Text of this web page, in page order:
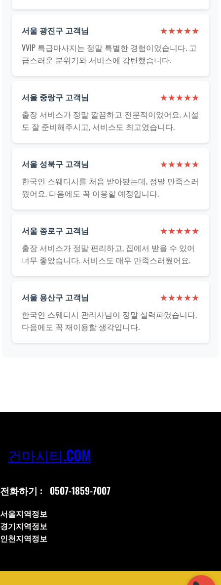
서울 광진구 고객님
★★★★★
VVIP 특급마사지는 정말 특별한 경험이었습니다. 고
급스러운 분위기와 서비스에 감탄했습니다.
서울 중랑구 고객님
★★★★★
출장 서비스가 정말 깔끔하고 전문적이었어요. 시설
도 잘 준비해주시고, 서비스도 최고였습니다.
서울 성북구 고객님
★★★★★
한국인 스웨디시를 처음 받아봤는데, 정말 만족스러
웠어요. 다음에도 꼭 이용할 예정입니다.
서울 종로구 고객님
★★★★★
출장 서비스가 정말 편리하고, 집에서 받을 수 있어
너무 좋았습니다. 서비스도 매우 만족스러웠어요.
서울 용산구 고객님
★★★★★
한국인 스웨디시 관리사님이 정말 실력파였습니다.
다음에도 꼭 재이용할 생각입니다.
건마시티.COM
전화하기 : 0507-1859-7007
서울지역정보
경기지역정보
인천지역정보